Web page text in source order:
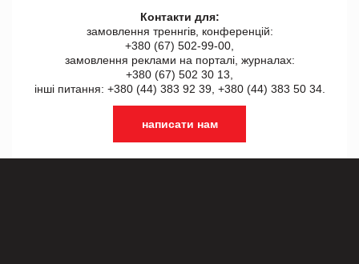
Контакти для:
замовлення треннгів, конференцій:
+380 (67) 502-99-00,
замовлення реклами на порталі, журналах:
+380 (67) 502 30 13,
інші питання: +380 (44) 383 92 39, +380 (44) 383 50 34.
написати нам